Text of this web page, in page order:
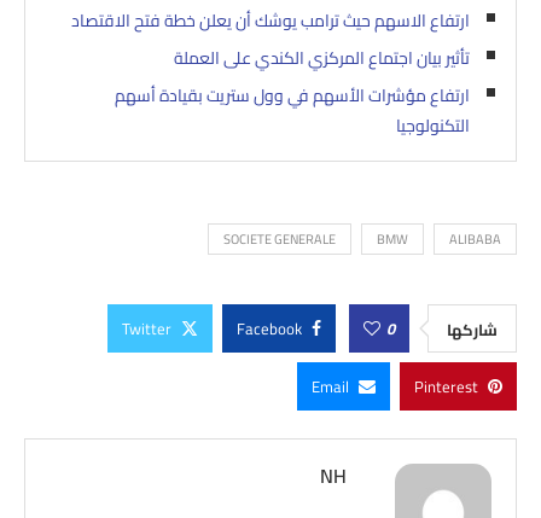
ارتفاع الاسهم حيث ترامب يوشك أن يعلن خطة فتح الاقتصاد
تأثير بيان اجتماع المركزي الكندي على العملة
ارتفاع مؤشرات الأسهم في وول ستريت بقيادة أسهم
التكنولوجيا
ALIBABA
BMW
SOCIETE GENERALE
شاركها 0
Facebook
Twitter
Pinterest
Email
NH